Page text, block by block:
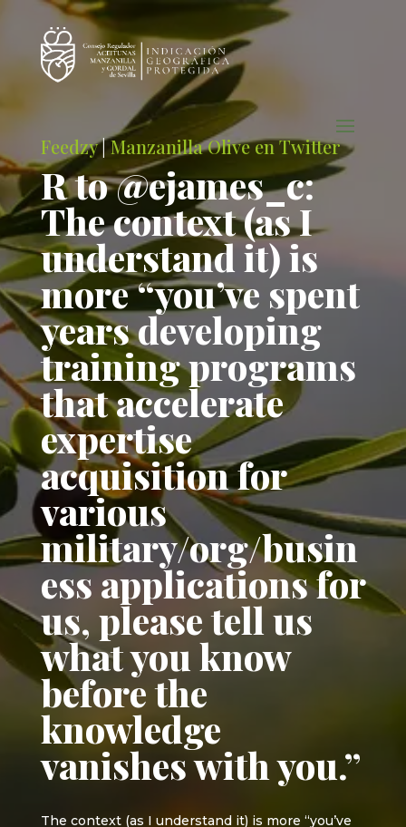
Feedzy|Manzanilla Olive en Twitter
R to @ejames_c:
The context (as I
understand it) is
more “you’ve spent
years developing
training programs
that accelerate
expertise
acquisition for
various
military/org/busin
ess applications for
us, please tell us
what you know
before the
knowledge
vanishes with you.”
The context (as I understand it) is more “you’ve